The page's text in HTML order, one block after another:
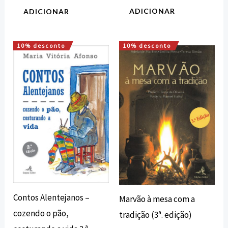
ADICIONAR ADICIONAR
10% desconto
Contos Alentejanos –
cozendo o pão,
O
preço
original
era:
10,00 €.
O
preço
atual
é:
9,00 €.
10% desconto
Marvão à mesa com a
tradição (3ª. edição)
O
original
era:
15,00 €.
O
preço
atual
é:
13,50 €.